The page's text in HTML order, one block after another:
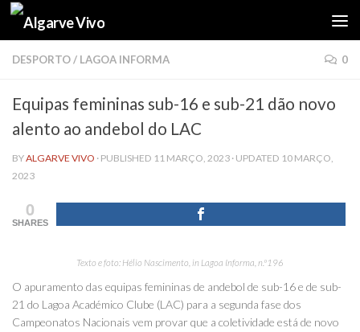
Skip to content
DESPORTO/ LAGOA INFORMA 0
Equipas femininas sub-16 e sub-21 dão novo
alento ao andebol do LAC
BYALGARVE VIVO · PUBLISHED 11 MARÇO, 2023 · UPDATED 10 MARÇO,
2023
0
SHARES
Texto e foto: Hélio Nascimento, in Lagoa Informa, n.º196
O apuramento das equipas femininas de andebol de sub-16 e de sub-
21 do Lagoa Académico Clube (LAC) para a segunda fase dos
Campeonatos Nacionais vem provar que a coletividade está de novo